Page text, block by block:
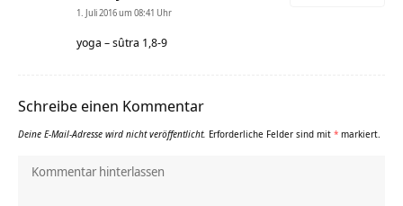
1. Juli 2016 um 08:41 Uhr
yoga – sûtra 1,8-9
Schreibe einen Kommentar
Deine E-Mail-Adresse wird nicht veröffentlicht. Erforderliche Felder sind mit * markiert.